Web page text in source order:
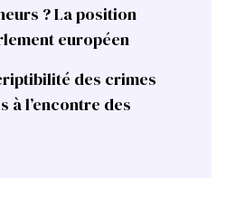
? La position
européen
des crimes
à l’encontre des